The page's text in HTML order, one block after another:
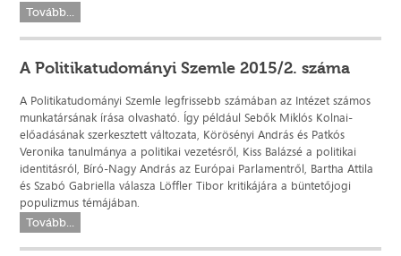
Tovább...
A Politikatudományi Szemle 2015/2. száma
A Politikatudományi Szemle legfrissebb számában az Intézet számos
munkatársának írása olvasható. Így például Sebők Miklós Kolnai-
előadásának szerkesztett változata, Körösényi András és Patkós
Veronika tanulmánya a politikai vezetésről, Kiss Balázsé a politikai
identitásról, Bíró-Nagy András az Európai Parlamentről, Bartha Attila
és Szabó Gabriella válasza Löffler Tibor kritikájára a büntetőjogi
populizmus témájában.
Tovább...